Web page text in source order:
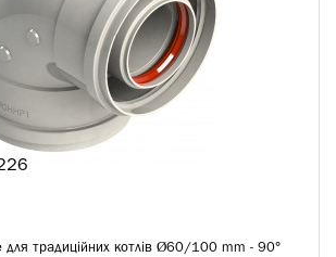
для традиційних котлів Ø60/100 mm - 90°